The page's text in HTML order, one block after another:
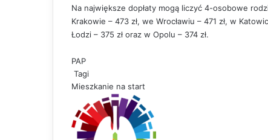
Na największe dopłaty mogą liczyć 4-osobowe
Krakowie – 473 zł, we Wrocławiu – 471 zł, w
Łodzi – 375 zł oraz w Opolu – 374 zł.
PAP
Tagi
Mieszkanie na start